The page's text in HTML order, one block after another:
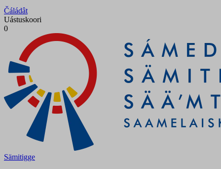
Čáládât
Uástuskoori
0
Sämitigge